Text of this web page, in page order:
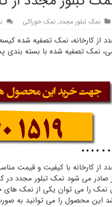
نمک تبلور مجدد, نمک خوراکی
و ۵۰۰ گرمی و ۴۰۰ گرمی، نمک تصفیه شده
از کارخانه با کیفیت و قیمت
می شود نمک تبلور مجدد در
نمک را می توان یکی از نمک
این محصول را می توانید به